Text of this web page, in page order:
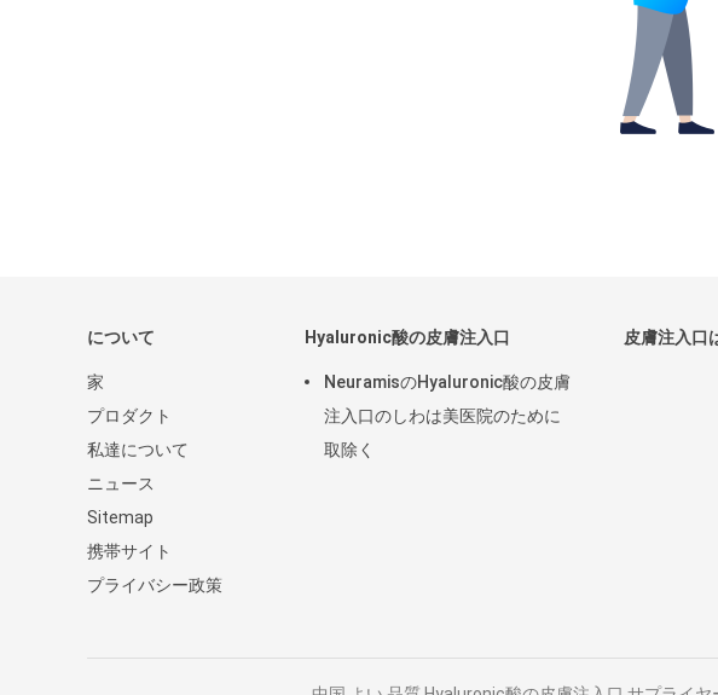
について
家
プロダクト
私達について
ニュース
Sitemap
携帯サイト
プライバシー政策
Hyaluronic酸の皮膚注入口
NeuramisのHyaluronic酸の皮膚
注入口のしわは美医院のために
取除く
皮膚注入口